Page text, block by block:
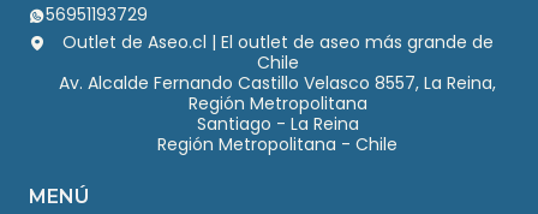
56951193729
Outlet de Aseo.cl | El outlet de aseo más grande de
Chile
Av. Alcalde Fernando Castillo Velasco 8557, La Reina,
Región Metropolitana
Santiago - La Reina
Región Metropolitana - Chile
MENÚ